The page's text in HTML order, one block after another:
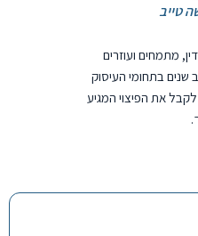
טייב
מתמחים ועוזרים
שנים בתחומי העיסוק
את הפיצוי המגיע